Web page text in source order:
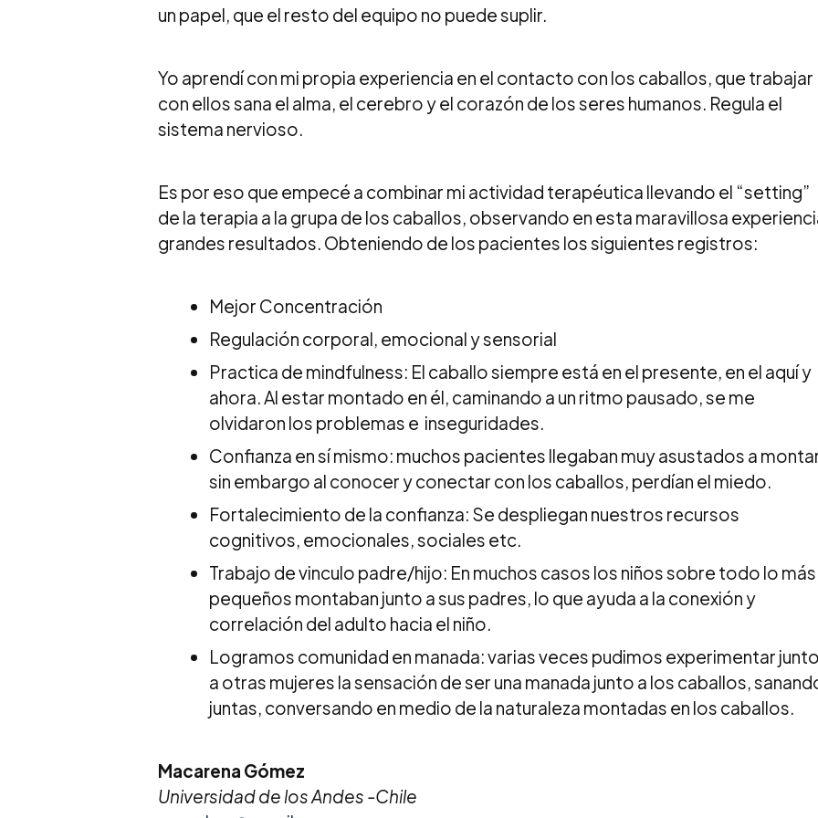
un papel, que el resto del equipo no puede suplir.
Yo aprendí con mi propia experiencia en el contacto con los caballos, que trabajar
con ellos sana el alma, el cerebro y el corazón de los seres humanos. Regula el
sistema nervioso.
Es por eso que empecé a combinar mi actividad terapéutica llevando el “setting”
de la terapia a la grupa de los caballos, observando en esta maravillosa
grandes resultados. Obteniendo de los pacientes los siguientes registros:
Mejor Concentración
Regulación corporal, emocional y sensorial
Practica de mindfulness: El caballo siempre está en el presente, en el aquí y
ahora. Al estar montado en él, caminando a un ritmo pausado, se me
olvidaron los problemas e inseguridades.
Confianza en sí mismo: muchos pacientes llegaban muy asustados a
sin embargo al conocer y conectar con los caballos, perdían el miedo.
Fortalecimiento de la confianza: Se despliegan nuestros recursos
cognitivos, emocionales, sociales etc.
Trabajo de vinculo padre/hijo: En muchos casos los niños sobre todo lo más
pequeños montaban junto a sus padres, lo que ayuda a la conexión y
correlación del adulto hacia el niño.
Logramos comunidad en manada: varias veces pudimos experimentar
a otras mujeres la sensación de ser una manada junto a los caballos,
juntas, conversando en medio de la naturaleza montadas en los caballos.
Macarena Gómez
Universidad de los Andes -Chile